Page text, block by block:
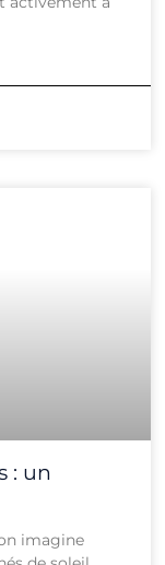
: un
imagine